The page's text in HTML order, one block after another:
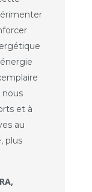
nous
et à
au
plus